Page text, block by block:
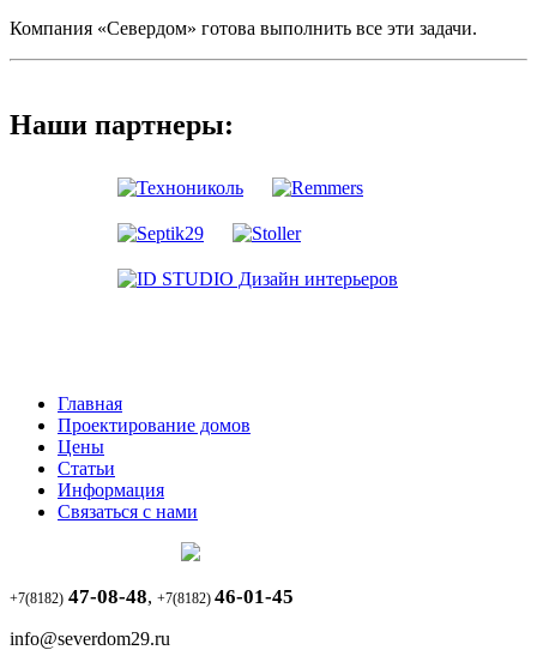
Компания «Севердом» готова выполнить все эти задачи.
Наши партнеры:
Главная
Проектирование домов
Цены
Статьи
Информация
Связаться с нами
+7(8182) 47-08-48, +7(8182) 46-01-45
info@severdom29.ru